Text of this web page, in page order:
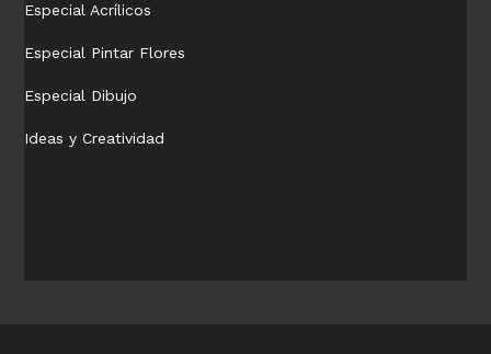
Especial Acrílicos
Especial Pintar Flores
Especial Dibujo
Ideas y Creatividad